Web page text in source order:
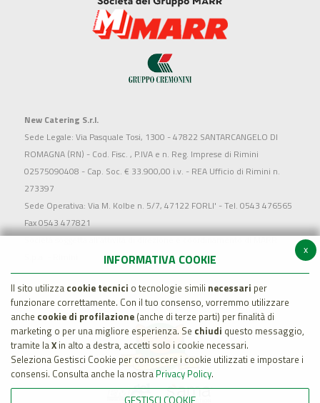
New Catering S.r.l.
Sede Legale: Via Pasquale Tosi, 1300 - 47822 SANTARCANGELO DI
ROMAGNA (RN) - Cod. Fisc. , P.IVA e n. Reg. Imprese di Rimini
02575090408 - Cap. Soc. € 33.900,00 i.v. - REA Ufficio di Rimini n.
273397
Sede Operativa: Via M. Kolbe n. 5/7, 47122 FORLI' - Tel. 0543 476565
Fax 0543 477821
Società soggetta all'attività di direzione e coordinamento di MARR
x
INFORMATIVA COOKIE
Il sito utilizza cookie tecnici o tecnologie simili necessari per
funzionare correttamente. Con il tuo consenso, vorremmo utilizzare
anche cookie di profilazione (anche di terze parti) per finalità di
marketing o per una migliore esperienza. Se chiudi questo messaggio,
tramite laX in alto a destra, accetti solo i cookie necessari.
Seleziona Gestisci Cookie per conoscere i cookie utilizzati e impostare i
consensi. Consulta anche la nostra Privacy Policy.
GESTISCI COOKIE